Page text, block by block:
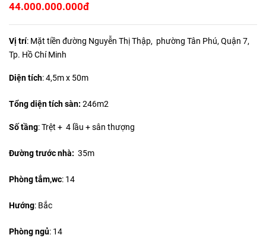
44.000.000.000đ
Vị trí: Mặt tiền đường Nguyễn Thị Thập, phường Tân Phú, Quận 7,
Tp. Hồ Chí Minh
Diện tích:4,5m x 50m
Tổng diện tích sàn: 246m2
Số tầng: Trệt + 4 lầu + sân thượng
Đường trước nhà: 35m
Phòng tắm,wc: 14
Hướng: Bắc
Phòng ngủ: 14